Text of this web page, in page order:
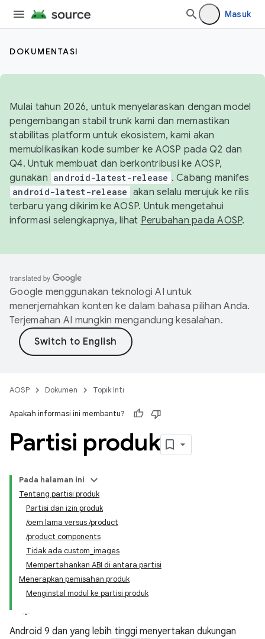
Masuk
DOKUMENTASI
Mulai tahun 2026, untuk menyelaraskan dengan model
pengembangan stabil trunk kami dan memastikan
stabilitas platform untuk ekosistem, kami akan
memublikasikan kode sumber ke AOSP pada Q2 dan
Q4. Untuk membuat dan berkontribusi ke AOSP,
gunakan android-latest-release . Cabang manifes
android-latest-release akan selalu merujuk ke rilis
terbaru yang dikirim ke AOSP. Untuk mengetahui
informasi selengkapnya, lihat Perubahan pada AOSP.
Google menggunakan teknologi AI untuk
menerjemahkan konten ke dalam bahasa pilihan Anda.
Terjemahan AI mungkin mengandung kesalahan.
AOSP Dokumen Topik Inti
Apakah informasi ini membantu?
Partisi produk
Pada halaman ini
Tentang partisi produk
Partisi dan izin produk
/oem lama versus /product
/product components
Tidak ada custom_images
Mempertahankan ABI di antara partisi
Menerapkan pemisahan produk
Menginstal modul ke partisi produk
Android 9 dan yang lebih tinggi menyertakan dukungan